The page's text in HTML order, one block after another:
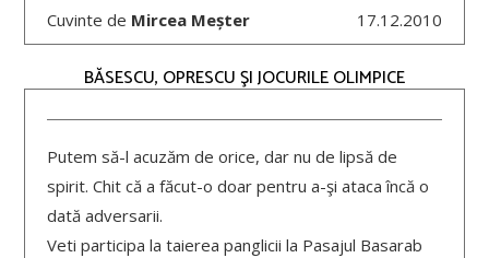
Cuvinte de Mircea Meșter 17.12.2010
BĂSESCU, OPRESCU ŞI JOCURILE OLIMPICE
Putem să-l acuzăm de orice, dar nu de lipsă de
spirit. Chit că a făcut-o doar pentru a-şi ataca încă o
dată adversarii.
Veti participa la taierea panglicii la Pasajul Basarab